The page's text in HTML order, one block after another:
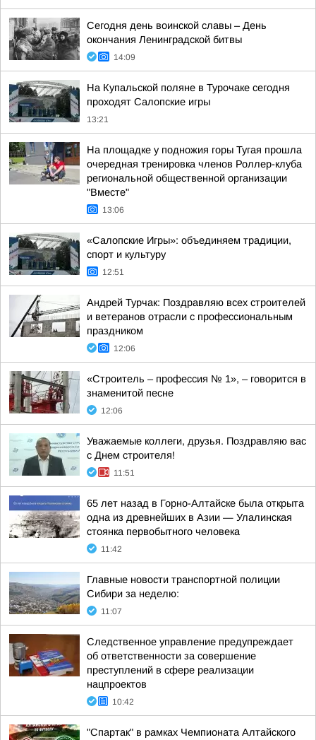
Сегодня день воинской славы – День
окончания Ленинградской битвы
14:09
На Купальской поляне в Турочаке сегодня
проходят Салопские игры
13:21
На площадке у подножия горы Тугая прошла
очередная тренировка членов Роллер-клуба
региональной общественной организации
"Вместе"
13:06
«Салопские Игры»: объединяем традиции,
спорт и культуру
12:51
Андрей Турчак: Поздравляю всех строителей
и ветеранов отрасли с профессиональным
праздником
12:06
«Строитель – профессия № 1», – говорится в
знаменитой песне
12:06
Уважаемые коллеги, друзья. Поздравляю вас
с Днем строителя!
11:51
65 лет назад в Горно-Алтайске была открыта
одна из древнейших в Азии — Улалинская
стоянка первобытного человека
11:42
Главные новости транспортной полиции
Сибири за неделю:
11:07
Следственное управление предупреждает
об ответственности за совершение
преступлений в сфере реализации
нацпроектов
10:42
"Спартак" в рамках Чемпионата Алтайского